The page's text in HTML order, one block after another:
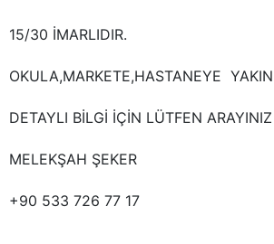
15/30 İMARLIDIR.
OKULA,MARKETE,HASTANEYE
DETAYLI BİLGİ İÇİN LÜTFEN ARAYINIZ
MELEKŞAH ŞEKER
+90 533 726 77 17